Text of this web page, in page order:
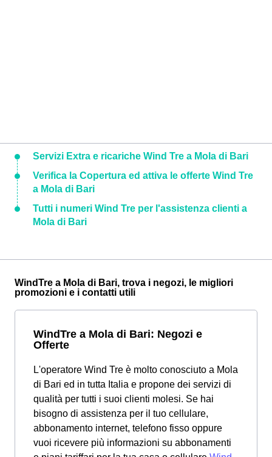
Servizi Extra e ricariche Wind Tre a Mola di Bari
Verifica la Copertura ed attiva le offerte Wind Tre
a Mola di Bari
Tutti i numeri Wind Tre per l'assistenza clienti a
Mola di Bari
WindTre a Mola di Bari, trova i negozi, le migliori
promozioni e i contatti utili
WindTre a Mola di Bari: Negozi e
Offerte
L'operatore Wind Tre è molto conosciuto a Mola
di Bari ed in tutta Italia e propone dei servizi di
qualità per tutti i suoi clienti molesi. Se hai
bisogno di assistenza per il tuo cellulare,
abbonamento internet, telefono fisso oppure
vuoi ricevere più informazioni su abbonamenti